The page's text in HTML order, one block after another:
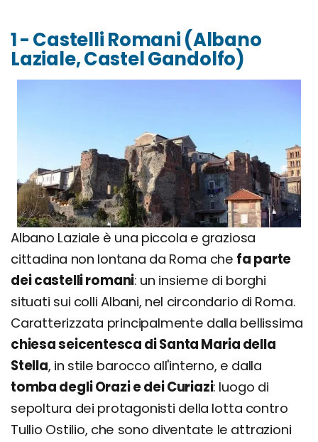
1 - Castelli Romani (Albano
Laziale, Castel Gandolfo)
Albano Laziale è una piccola e graziosa
cittadina non lontana da Roma che fa parte
dei castelli romani: un insieme di borghi
situati sui colli Albani, nel circondario di Roma.
Caratterizzata principalmente dalla bellissima
chiesa seicentesca di Santa Maria della
Stella, in stile barocco all'interno, e dalla
tomba degli Orazi e dei Curiazi: luogo di
sepoltura dei protagonisti della lotta contro
Tullio Ostilio, che sono diventate le attrazioni